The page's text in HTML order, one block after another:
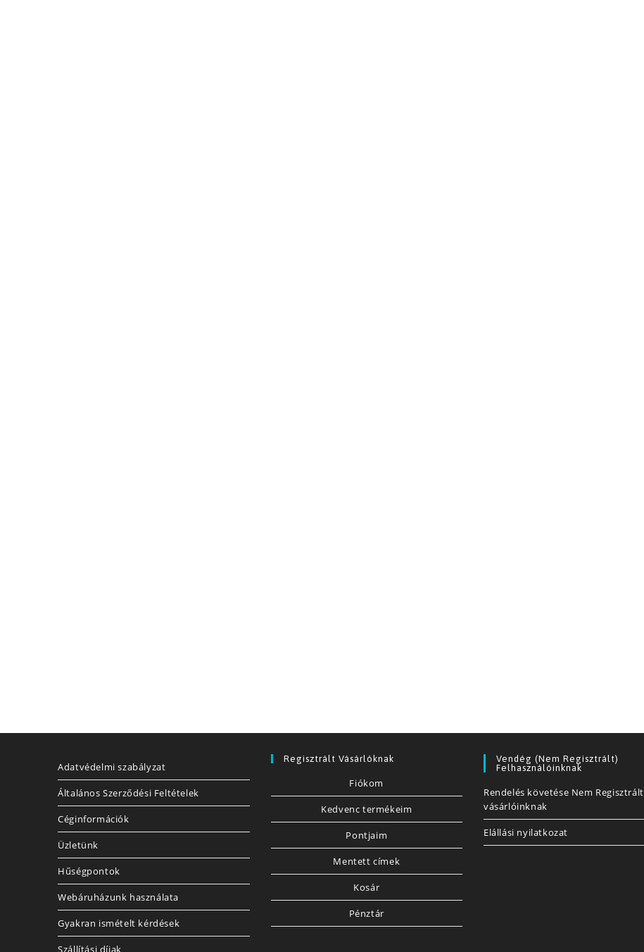
Adatvédelmi szabályzat
Általános Szerződési Feltételek
Céginformációk
Üzletünk
Hűségpontok
Webáruházunk használata
Gyakran ismételt kérdések
Szállítási díjak
Regisztrált Vásárlóknak
Fiókom
Kedvenc termékeim
Pontjaim
Mentett címek
Kosár
Pénztár
Vendég (nem Regisztrált)
Felhasználóinknak
Rendelés követése Nem Regisztrált
vásárlóinknak
Elállási nyilatkozat